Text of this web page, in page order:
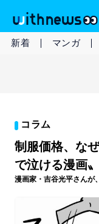
新着 マンガ
コラム
制服価格、な
で泣ける漫画
漫画家・吉谷光平さんが